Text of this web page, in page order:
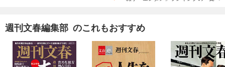
週刊文春編集部 のこれもおすすめ